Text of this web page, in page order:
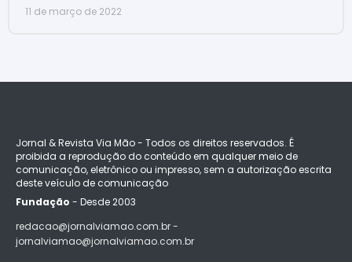
11 de março de 2022
Jornal & Revista Via Mão - Todos os direitos reservados. É
proibida a reprodução do conteúdo em qualquer meio de
comunicação, eletrônico ou impresso, sem a autorização escrita
deste veículo de comunicação
Fundação - Desde 2003
redacao@jornalviamao.com.br -
jornalviamao@jornalviamao.com.br